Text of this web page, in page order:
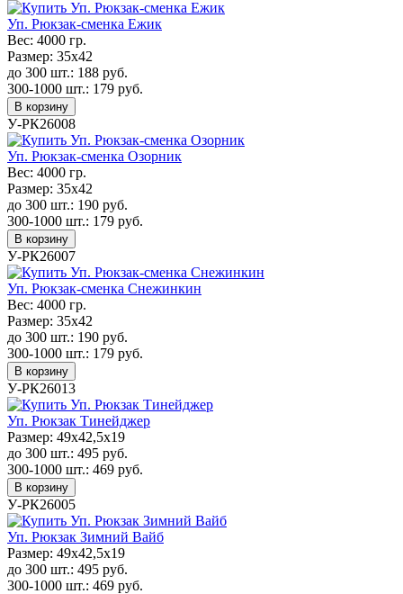
Уп. Рюкзак-сменка Ежик
Вес: 4000 гр.
Размер: 35х42
до 300 шт.: 188 руб.
300-1000 шт.: 179 руб.
В корзину
У-РК26008
Уп. Рюкзак-сменка Озорник
Вес: 4000 гр.
Размер: 35х42
до 300 шт.: 190 руб.
300-1000 шт.: 179 руб.
В корзину
У-РК26007
Уп. Рюкзак-сменка Снежинкин
Вес: 4000 гр.
Размер: 35х42
до 300 шт.: 190 руб.
300-1000 шт.: 179 руб.
В корзину
У-РК26013
Уп. Рюкзак Тинейджер
Размер: 49х42,5х19
до 300 шт.: 495 руб.
300-1000 шт.: 469 руб.
В корзину
У-РК26005
Уп. Рюкзак Зимний Вайб
Размер: 49х42,5х19
до 300 шт.: 495 руб.
300-1000 шт.: 469 руб.